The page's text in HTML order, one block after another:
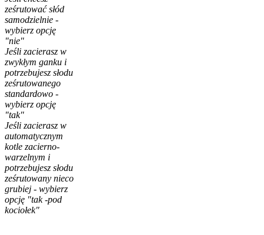
ześrutować słód
samodzielnie -
wybierz opcję
"nie"
Jeśli zacierasz w
zwykłym ganku i
potrzebujesz słodu
ześrutowanego
standardowo -
wybierz opcję
"tak"
Jeśli zacierasz w
automatycznym
kotle zacierno-
warzelnym i
potrzebujesz słodu
ześrutowany nieco
grubiej - wybierz
opcję "tak -pod
kociołek"